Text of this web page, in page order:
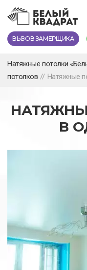
Перейти
основному
содержанию
ВЫЗОВ ЗАМЕРЩИКА
Натяжные потолки
потолков // Натяжные
В